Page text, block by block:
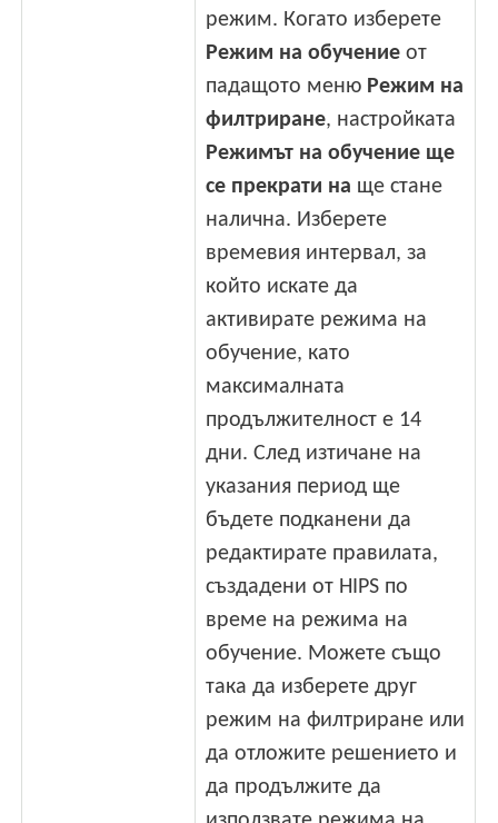
режим. Когато изберете
Режим на обучение от
падащото меню Режим на
филтриране, настройката
Режимът на обучение ще
се прекрати на ще стане
налична. Изберете
времевия интервал, за
който искате да
активирате режима на
обучение, като
максималната
продължителност е 14
дни. След изтичане на
указания период ще
бъдете подканени да
редактирате правилата,
създадени от HIPS по
време на режима на
обучение. Можете също
така да изберете друг
режим на филтриране или
да отложите решението и
да продължите да